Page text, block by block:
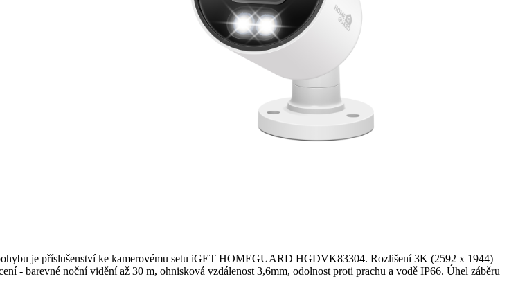
je příslušenství ke kamerovému setu iGET HOMEGUARD HGDVK83304. Rozlišení 3K (2592 x 1944)
- barevné noční vidění až 30 m, ohnisková vzdálenost 3,6mm, odolnost proti prachu a vodě IP66. Úhel záběru